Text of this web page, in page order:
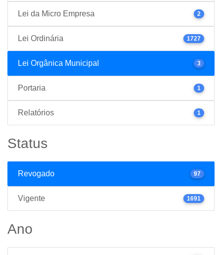
Lei da Micro Empresa 2
Lei Ordinária 1727
Lei Orgânica Municipal 3
Portaria 1
Relatórios 1
Status
Revogado 97
Vigente 1691
Ano